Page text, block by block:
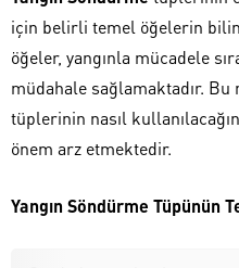
için belirli temel öğelerin
öğeler, yangınla mücadele
müdahale sağlamaktadır. Bu
tüplerinin nasıl
önem arz etmektedir.
Yangın Söndürme Tüpünün